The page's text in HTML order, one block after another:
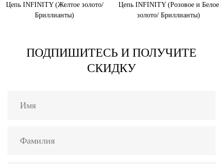
Цепь INFINITY (Желтое золото/
Бриллианты)
Цепь INFINITY (Розовое и Белое
золото/ Бриллианты)
ПОДПИШИТЕСЬ И ПОЛУЧИТЕ
СКИДКУ